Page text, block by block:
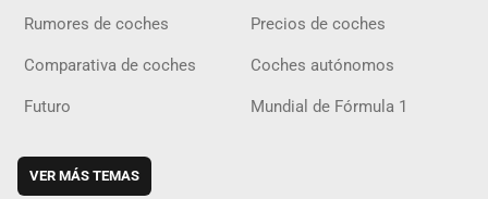
Rumores de coches Precios de coches
Comparativa de coches Coches autónomos
Futuro Mundial de Fórmula 1
VER MÁS TEMAS